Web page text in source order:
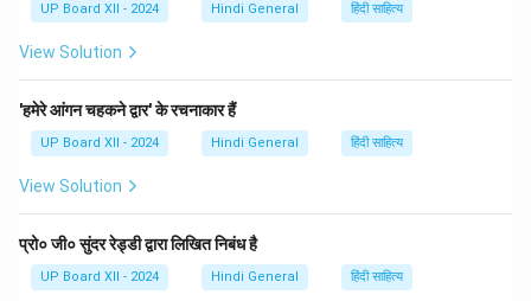
UP Board XII - 2024 Hindi General हिंदी साहित्य
View Solution
'हमेरे आंगन चहकने द्वार' के रचनाकार हैं
UP Board XII - 2024 Hindi General हिंदी साहित्य
View Solution
प्रो० जी० सुंदर रेड्डी द्वारा लिखित निबंध है
UP Board XII - 2024 Hindi General हिंदी साहित्य